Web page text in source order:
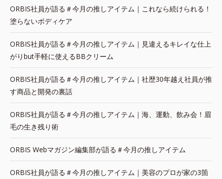
ORBIS社員が語る＃今月の推しアイテム｜これなら続けられる！
塗らないボディケア
ORBIS社員が語る＃今月の推しアイテム｜見違えるキレイな仕上
がりbut手軽に使えるBBクリーム
ORBIS社員が語る＃今月の推しアイテム｜社歴30年越え社員が推
す商品と開発の裏話
ORBIS社員が語る＃今月の推しアイテム｜海、運動、飲み会！眉
毛の生き残り術
ORBIS Webマガジン編集部が語る＃今月の推しアイテム
ORBIS社員が語る＃今月の推しアイテム｜美容のプロが家の3箇